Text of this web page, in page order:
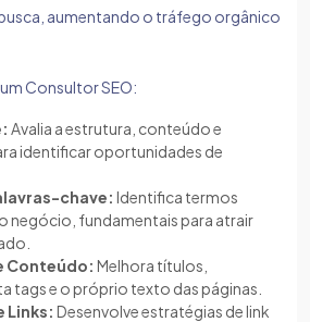
aumentando o tráfego orgânico
Consultor SEO:
Avalia a estrutura, conteúdo e
identificar oportunidades de
chave: Identifica termos
negócio, fundamentais para atrair
Conteúdo: Melhora títulos,
tags e o próprio texto das páginas.
Links: Desenvolve estratégias de link